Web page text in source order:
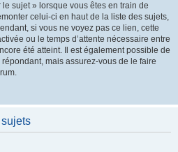
sujet » lorsque vous êtes en train de
celui-ci en haut de la liste des sujets,
si vous ne voyez pas ce lien, cette
ou le temps d’attente nécessaire entre
été atteint. Il est également possible de
mais assurez-vous de le faire